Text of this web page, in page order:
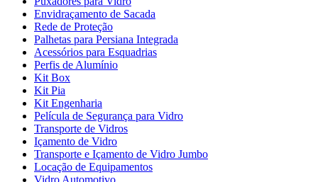
Envidraçamento de Sacada
Rede de Proteção
Palhetas para Persiana Integrada
Acessórios para Esquadrias
Perfis de Alumínio
Kit Box
Kit Pia
Kit Engenharia
Película de Segurança para Vidro
Transporte de Vidros
Içamento de Vidro
Transporte e Içamento de Vidro Jumbo
Locação de Equipamentos